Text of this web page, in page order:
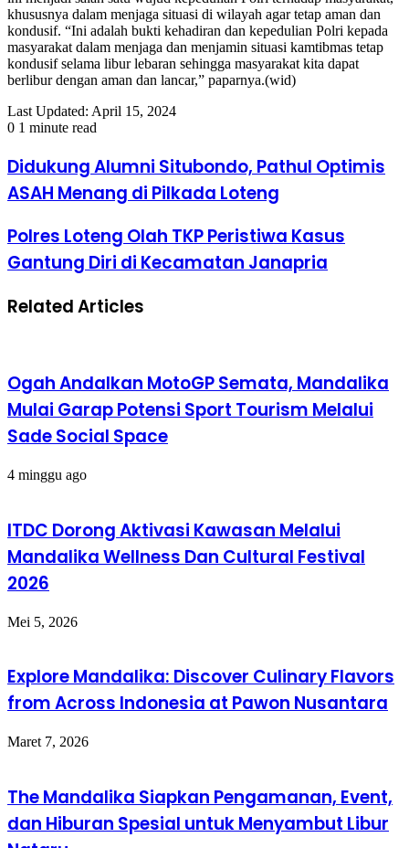
khususnya dalam menjaga situasi di wilayah agar tetap aman dan
kondusif. “Ini adalah bukti kehadiran dan kepedulian Polri kepada
masyarakat dalam menjaga dan menjamin situasi kamtibmas tetap
kondusif selama libur lebaran sehingga masyarakat kita dapat
berlibur dengan aman dan lancar,” paparnya.(wid)
Last Updated: April 15, 2024
0 1 minute read
Didukung Alumni Situbondo, Pathul Optimis
ASAH Menang di Pilkada Loteng
Polres Loteng Olah TKP Peristiwa Kasus
Gantung Diri di Kecamatan Janapria
Related Articles
Ogah Andalkan MotoGP Semata, Mandalika
Mulai Garap Potensi Sport Tourism Melalui
Sade Social Space
4 minggu ago
ITDC Dorong Aktivasi Kawasan Melalui
Mandalika Wellness Dan Cultural Festival
2026
Mei 5, 2026
Explore Mandalika: Discover Culinary Flavors
from Across Indonesia at Pawon Nusantara
Maret 7, 2026
The Mandalika Siapkan Pengamanan, Event,
dan Hiburan Spesial untuk Menyambut Libur